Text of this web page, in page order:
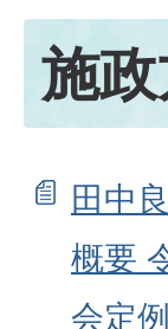
施
田中
概要
会定